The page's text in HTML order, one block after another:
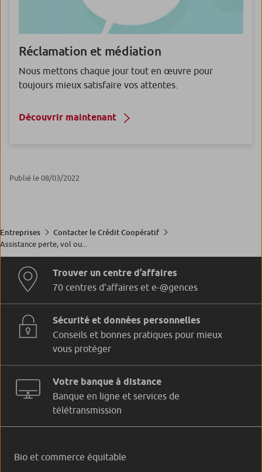
Réclamation et médiation
Nous mettons chaque jour tout en œuvre pour
toujours mieux satisfaire vos attentes.
Découvrir maintenant
Publié le 08/03/2022
Entreprises
Contacter le Crédit Coopératif
Assistance perte, vol ou...
Trouver un centre d’affaires
70 centres d’affaires et e-@gences
Sécurité et données personnelles
Conseils et bonnes pratiques pour mieux
vous protéger
Votre banque à distance
Banque en ligne et services de
télétransmission
Bio et commerce équitable